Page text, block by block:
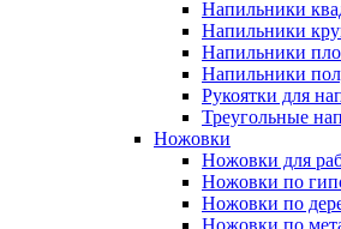
Напильники
Напильники
Напильники
Напильники
Рукоятки для
Треугольные
Ножовки
Ножовки для
Ножовки по
Ножовки по
Ножовки по